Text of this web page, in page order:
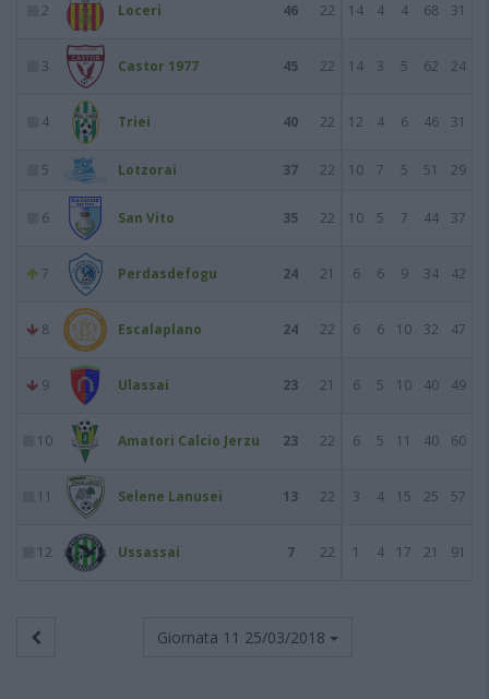
2 Loceri 46 22 14 4 4 68 31
3 Castor 1977 45 22 14 3 5 62 24
4 Triei 40 22 12 4 6 46 31
5 Lotzorai 37 22 10 7 5 51 29
6 San Vito 35 22 10 5 7 44 37
7 Perdasdefogu 24 21 6 6 9 34 42
8 Escalaplano 24 22 6 6 10 32 47
9 Ulassai 23 21 6 5 10 40 49
10 Amatori Calcio Jerzu 23 22 6 5 11 40 60
11 Selene Lanusei 13 22 3 4 15 25 57
12 Ussassai 7 22 1 4 17 21 91
Giornata 11 25/03/2018